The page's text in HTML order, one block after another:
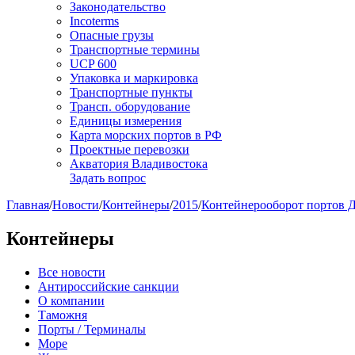
Законодательство
Incoterms
Опасные грузы
Транспортные термины
UCP 600
Упаковка и маркировка
Транспортные пункты
Трансп. оборудование
Единицы измерения
Карта морских портов в РФ
Проектные перевозки
Акватория Владивостока
Задать вопрос
Главная/Новости/Контейнеры/2015/Контейнерооборот портов
Контейнеры
Все новости
Антироссийские санкции
О компании
Таможня
Порты / Терминалы
Море